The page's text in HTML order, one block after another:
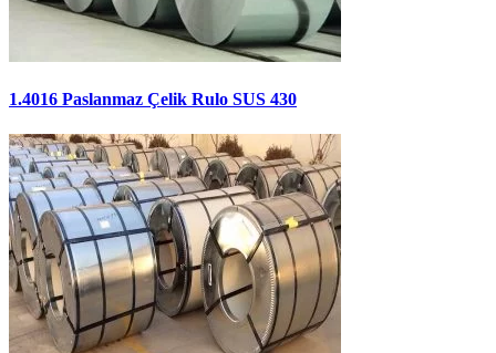
1.4016 Paslanmaz Çelik Rulo SUS 430